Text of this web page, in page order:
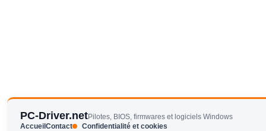
PC-Driver.netPilotes, BIOS, firmwares et logiciels Windows
AccueilContact Confidentialité et cookies